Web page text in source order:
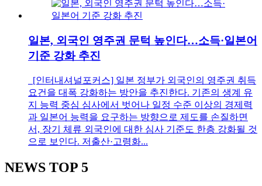
일본, 외국인 영주권 문턱 높인다…소득·일본어
기준 강화 추진
[인터내셔널포커스] 일본 정부가 외국인의 영주권 취득
요건을 대폭 강화하는 방안을 추진한다. 기존의 생계 유
지 능력 중심 심사에서 벗어나 일정 수준 이상의 경제력
과 일본어 능력을 요구하는 방향으로 제도를 손질하면
서, 장기 체류 외국인에 대한 심사 기준도 한층 강화될 것
으로 보인다. 저출산·고령화...
NEWS TOP 5